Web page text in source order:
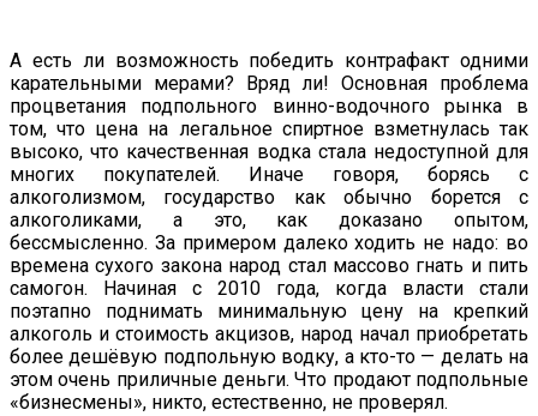
А есть ли возможность победить контрафакт одними
карательными мерами? Вряд ли! Основная проблема
процветания подпольного винно-водочного рынка в
том, что цена на легальное спиртное взметнулась так
высоко, что качественная водка стала недоступной для
многих покупателей. Иначе говоря, борясь с
алкоголизмом, государство как обычно борется с
алкоголиками, а это, как доказано опытом,
бессмысленно. За примером далеко ходить не надо: во
времена сухого закона народ стал массово гнать и пить
самогон. Начиная с 2010 года, когда власти стали
поэтапно поднимать минимальную цену на крепкий
алкоголь и стоимость акцизов, народ начал приобретать
более дешёвую подпольную водку, а кто-то — делать на
этом очень приличные деньги. Что продают подпольные
«бизнесмены», никто, естественно, не проверял.